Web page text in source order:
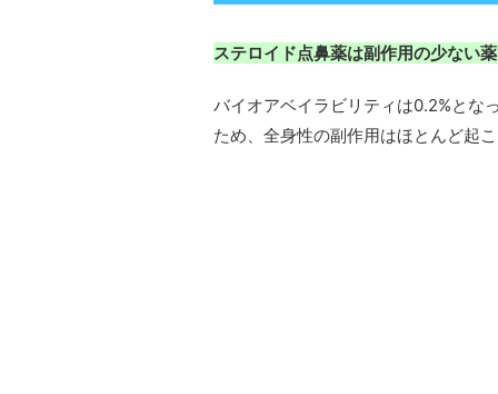
ステロイド点鼻薬は副作用の少ない
バイオアベイラビリティは0.2%とな
ため、全身性の副作用はほとんど起